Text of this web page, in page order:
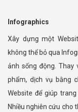
Infographics
Xây dựng một
không thể bỏ qua
ảnh sống động. Thay
phẩm, dịch vụ bằng
Website để giúp
Nhiều nghiên cứu cho